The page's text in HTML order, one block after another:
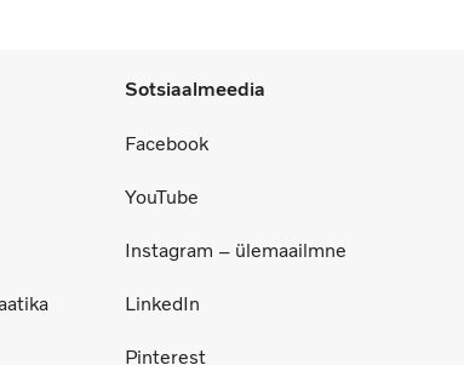
Sotsiaalmeedia
Facebook
YouTube
Instagram – ülemaailmne
LinkedIn
Pinterest